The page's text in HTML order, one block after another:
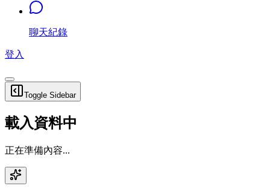
聊天紀錄
登入
Toggle Sidebar
載入資料中
正在準備內容...